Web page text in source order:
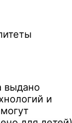
выдано
и